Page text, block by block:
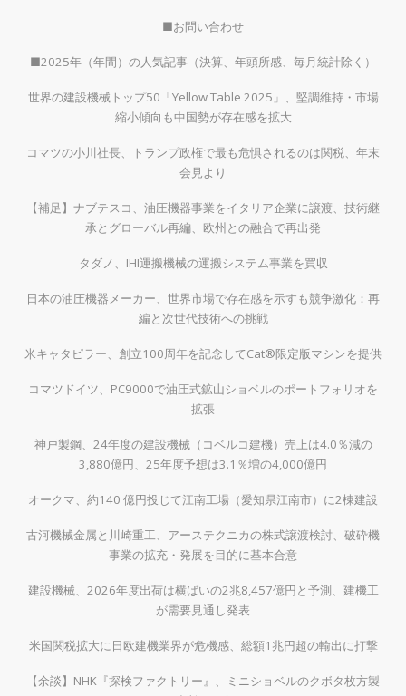
■お問い合わせ
■2025年（年間）の人気記事（決算、年頭所感、毎月統計除く）
世界の建設機械トップ50「Yellow Table 2025」、堅調維持・市場
縮小傾向も中国勢が存在感を拡大
コマツの小川社長、トランプ政権で最も危惧されるのは関税、年末
会見より
【補足】ナブテスコ、油圧機器事業をイタリア企業に譲渡、技術継
承とグローバル再編、欧州との融合で再出発
タダノ、IHI運搬機械の運搬システム事業を買収
日本の油圧機器メーカー、世界市場で存在感を示すも競争激化：再
編と次世代技術への挑戦
米キャタピラー、創立100周年を記念してCat®限定版マシンを提供
コマツドイツ、PC9000で油圧式鉱山ショベルのポートフォリオを
拡張
神戸製鋼、24年度の建設機械（コベルコ建機）売上は4.0％減の
3,880億円、25年度予想は3.1％増の4,000億円
オークマ、約140 億円投じて江南工場（愛知県江南市）に2棟建設
古河機械金属と川崎重工、アーステクニカの株式譲渡検討、破砕機
事業の拡充・発展を目的に基本合意
建設機械、2026年度出荷は横ばいの2兆8,457億円と予測、建機工
が需要見通し発表
米国関税拡大に日欧建機業界が危機感、総額1兆円超の輸出に打撃
【余談】NHK『探検ファクトリー』、ミニショベルのクボタ枚方製